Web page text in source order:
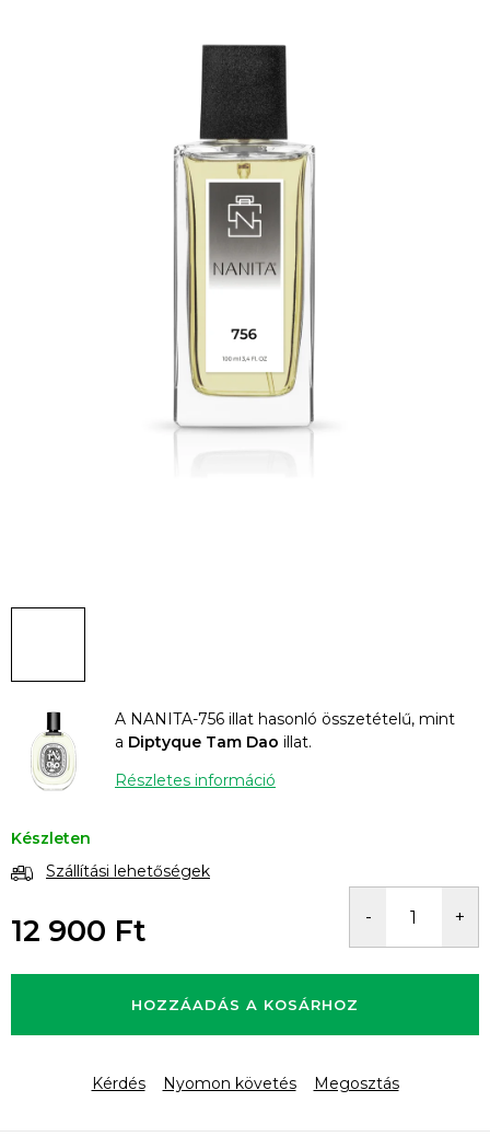
A NANITA-756 illat hasonló összetételű, mint
a Diptyque Tam Dao illat.
Részletes információ
Készleten
Szállítási lehetőségek
12 900 Ft
HOZZÁADÁS A KOSÁRHOZ
Kérdés Nyomon követés Megosztás